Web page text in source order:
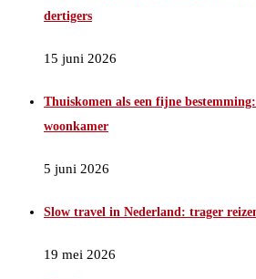
dertigers
15 juni 2026
Thuiskomen als een fijne
woonkamer
5 juni 2026
Slow travel in Nederland: trager
19 mei 2026